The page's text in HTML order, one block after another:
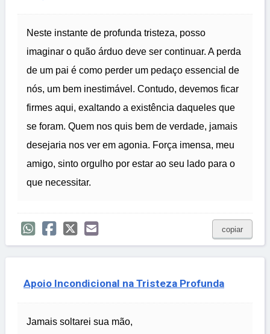
Neste instante de profunda tristeza, posso
imaginar o quão árduo deve ser continuar. A perda
de um pai é como perder um pedaço essencial de
nós, um bem inestimável. Contudo, devemos ficar
firmes aqui, exaltando a existência daqueles que
se foram. Quem nos quis bem de verdade, jamais
desejaria nos ver em agonia. Força imensa, meu
amigo, sinto orgulho por estar ao seu lado para o
que necessitar.
copiar
Apoio Incondicional na Tristeza Profunda
Jamais soltarei sua mão,